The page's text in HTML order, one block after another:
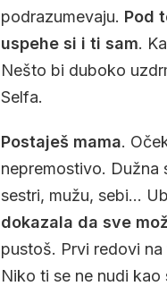
podrazumevaju. Pod
uspehe si i ti sam.
Nešto bi duboko
Selfa.
Postaješ mama.
nepremostivo. Dužna
sestri, mužu, sebi…
dokazala da sve
pustoš. Prvi redovi
Niko ti se ne nudi